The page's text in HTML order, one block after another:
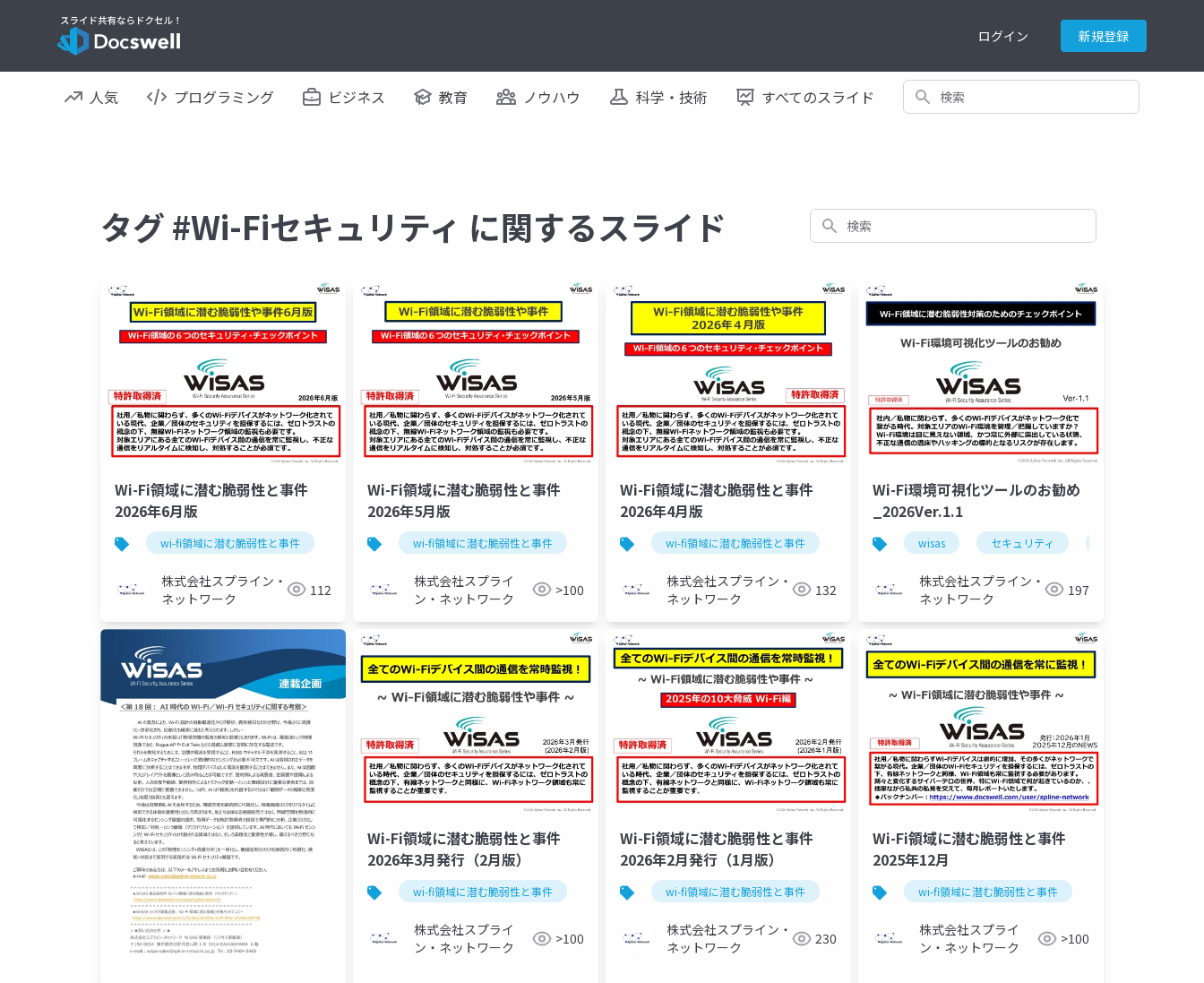
ログイン 新規登録
人気 プログラミング ビジネス 教育 ノウハウ 科学・技術 すべてのスライド 検索
タグ #Wi-Fiセキュリティ に関するスライド 検索
Wi-Fi領域に潜む脆弱性と事件
2026年6月版
wi-fi領域に潜む脆弱性と事件 セキュリティ
株式会社スプライン・
ネットワーク
112
Wi-Fi領域に潜む脆弱性と事件
2026年5月版
wi-fi領域に潜む脆弱性と事件 セキュリティ
株式会社スプライ
ン・ネットワーク
>100
Wi-Fi領域に潜む脆弱性と事件
2026年4月版
wi-fi領域に潜む脆弱性と事件 セキュリティ
株式会社スプライン・
ネットワーク
132
Wi-Fi環境可視化ツールのお勧め
_2026Ver.1.1
wisas セキュリティ
株式会社スプライン・
ネットワーク
197
Wi-Fi領域に潜む脆弱性と事件
2026年3月発行（2月版）
wi-fi領域に潜む脆弱性と事件 セキュリティ
株式会社スプライ
ン・ネットワーク
>100
Wi-Fi領域に潜む脆弱性と事件
2026年2月発行（1月版）
wi-fi領域に潜む脆弱性と事件 セキュリティ
株式会社スプライン・
ネットワーク
230
Wi-Fi領域に潜む脆弱性と事件
2025年12月
wi-fi領域に潜む脆弱性と事件
株式会社スプライ
ン・ネットワーク
>100